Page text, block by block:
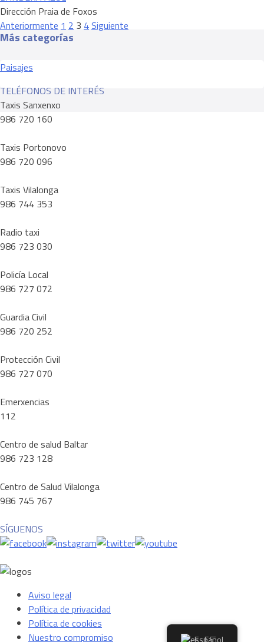
Dirección Praia de Foxos
Navegación
de
puestos
Anteriormente 1 2 3 4Siguiente
Más categorías
Paisajes
TELÉFONOS DE INTERÉS
Taxis Sanxenxo
986 720 160
Taxis Portonovo
986 720 096
Taxis Vilalonga
986 744 353
Radio taxi
986 723 030
Policía Local
986 727 072
Guardia Civil
986 720 252
Protección Civil
986 727 070
Emerxencias
112
Centro de salud Baltar
986 723 128
Centro de Salud Vilalonga
986 745 767
SÍGUENOS
Aviso legal
Política de privacidad
Política de cookies
Nuestro compromiso